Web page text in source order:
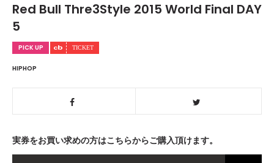
Red Bull Thre3Style 2015 World Final DAY
5
PICK UP
HIPHOP
実券をお買い求めの方はこちらからご購入頂けます。